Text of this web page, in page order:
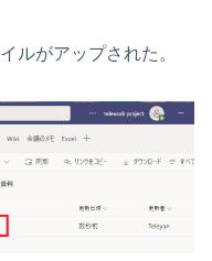
ルがアップされた。